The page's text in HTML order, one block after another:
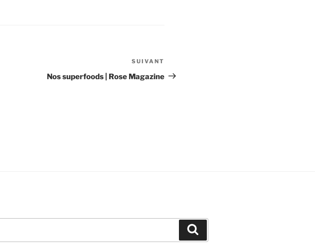
suivant
SUIVANT
Nos superfoods | Rose Magazine